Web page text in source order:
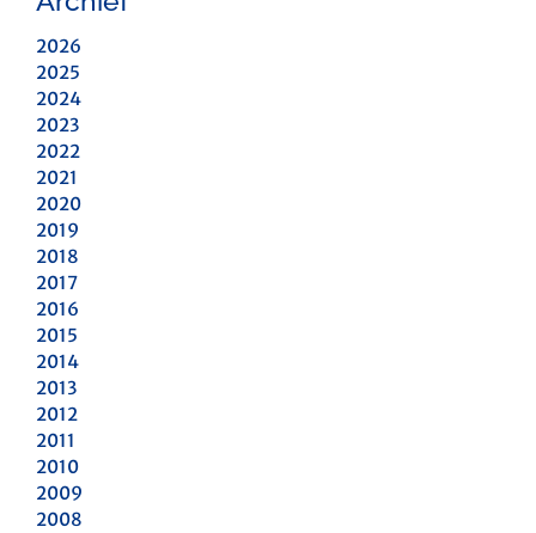
2026
2025
2024
2023
2022
2021
2020
2019
2018
2017
2016
2015
2014
2013
2012
2011
2010
2009
2008